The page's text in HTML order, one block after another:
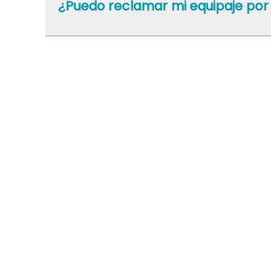
¿Puedo reclamar mi equipaje